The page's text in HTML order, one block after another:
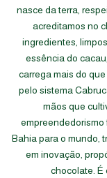
nasce da terra,
acreditamos no
ingredientes,
essência do
carrega mais do
pelo sistema
mãos que
empreendedorismo
Bahia para o mundo,
em inovação,
chocolate. É